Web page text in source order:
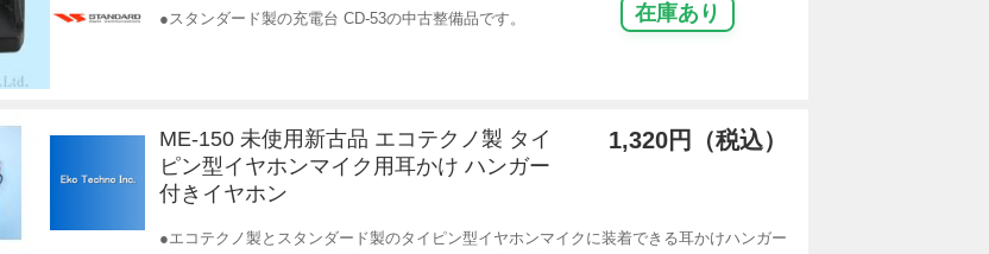
在庫あり
●スタンダード製の充電台 CD-53の中古整備品です。
ME-150 未使用新古品 エコテクノ製 タイ
ピン型イヤホンマイク用耳かけ ハンガー
付きイヤホン
1,320円（税込）
●エコテクノ製とスタンダード製のタイピン型イヤホンマイクに装着できる耳かけハンガー